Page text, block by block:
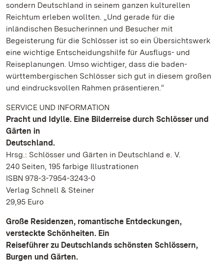
sondern Deutschland in seinem ganzen kulturellen
Reichtum erleben wollten. „Und gerade für die
inländischen Besucherinnen und Besucher mit
Begeisterung für die Schlösser ist so ein Übersichtswerk
eine wichtige Entscheidungshilfe für Ausflugs- und
Reiseplanungen. Umso wichtiger, dass die baden-
württembergischen Schlösser sich gut in diesem großen
und eindrucksvollen Rahmen präsentieren.“
SERVICE UND INFORMATION
Pracht und Idylle. Eine Bilderreise durch Schlösser und
Gärten in
Deutschland.
Hrsg.: Schlösser und Gärten in Deutschland e. V.
240 Seiten, 195 farbige Illustrationen
ISBN 978-3-7954-3243-0
Verlag Schnell & Steiner
29,95 Euro
Große Residenzen, romantische Entdeckungen,
versteckte Schönheiten. Ein
Reiseführer zu Deutschlands schönsten Schlössern,
Burgen und Gärten.